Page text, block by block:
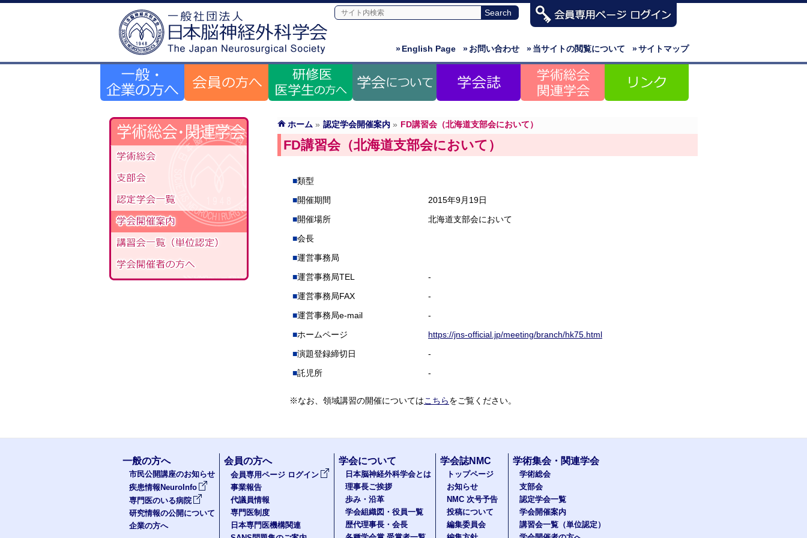
»サイトマップ
»当サイトの閲覧について
»お問い合わせ
»English Page
ホーム » 認定学会開催案内 » FD講習会（北海道支部会において）
FD講習会（北海道支部会において）
類型
開催期間
2015年9月19日
開催場所
北海道支部会において
会長
運営事務局
運営事務局TEL
-
運営事務局FAX
-
運営事務局e-mail
-
ホームページ
https://jns-official.jp/meeting/branch/hk75.html
演題登録締切日
-
託児所
-
※なお、領域講習の開催についてはこちらをご覧ください。
一般の方へ
市民公開講座のお知らせ
疾患情報NeuroInfo
専門医のいる病院
研究情報の公開について
企業の方へ
会員の方へ
会員専用ページ ログイン
事業報告
代議員情報
専門医制度
日本専門医機構関連
学会について
日本脳神経外科学会とは
理事長ご挨拶
歩み・沿革
学会組織図・役員一覧
歴代理事長・会長
学会誌NMC
トップページ
お知らせ
NMC 次号予告
投稿について
編集委員会
学術集会・関連学会
学術総会
支部会
認定学会一覧
学会開催案内
講習会一覧（単位認定）